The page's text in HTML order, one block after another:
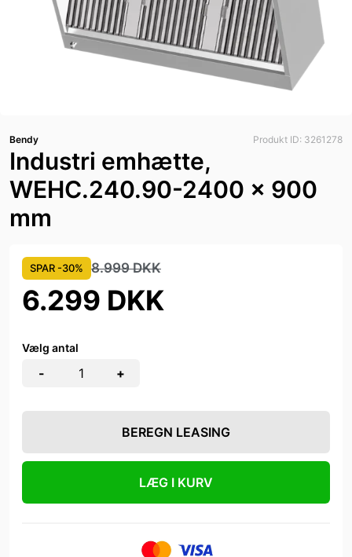
Bendy Produkt ID: 3261278
Industri emhætte,
WEHC.240.90-2400 x 900
mm
SPAR -30% 8.999 DKK
6.299 DKK
Vælg antal
- +
BEREGN LEASING
LÆG I KURV